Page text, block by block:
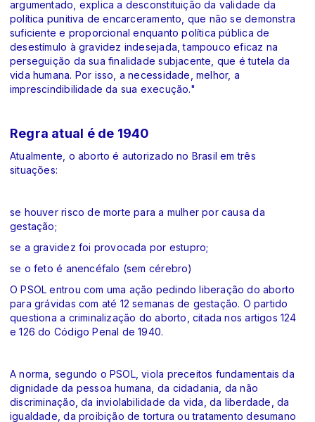
argumentado, explica a desconstituição da validade da
política punitiva de encarceramento, que não se demonstra
suficiente e proporcional enquanto política pública de
desestímulo à gravidez indesejada, tampouco eficaz na
perseguição da sua finalidade subjacente, que é tutela da
vida humana. Por isso, a necessidade, melhor, a
imprescindibilidade da sua execução."
Regra atual é de 1940
Atualmente, o aborto é autorizado no Brasil em três
situações:
se houver risco de morte para a mulher por causa da
gestação;
se a gravidez foi provocada por estupro;
se o feto é anencéfalo (sem cérebro)
O PSOL entrou com uma ação pedindo liberação do aborto
para grávidas com até 12 semanas de gestação. O partido
questiona a criminalização do aborto, citada nos artigos 124
e 126 do Código Penal de 1940.
A norma, segundo o PSOL, viola preceitos fundamentais da
dignidade da pessoa humana, da cidadania, da não
discriminação, da inviolabilidade da vida, da liberdade, da
igualdade, da proibição de tortura ou tratamento desumano